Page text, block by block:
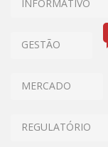
INFORMATIVO
GESTÃO
MERCADO
REGULATÓRIO